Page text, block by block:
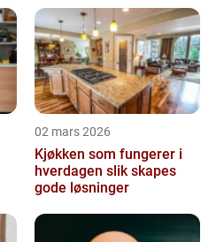
02 mars 2026
Kjøkken som fungerer i
hverdagen slik skapes
gode løsninger